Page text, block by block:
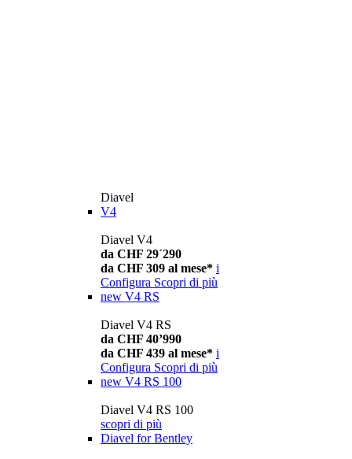
Diavel
V4
Diavel V4
da CHF 29´290
da CHF 309 al mese* i
Configura Scopri di più
new V4 RS
Diavel V4 RS
da CHF 40’990
da CHF 439 al mese* i
Configura Scopri di più
new V4 RS 100
Diavel V4 RS 100
scopri di più
Diavel for Bentley